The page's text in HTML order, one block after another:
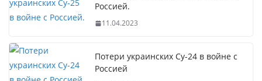
Россией.
11.04.2023
Потери украинских Су-24 в войне с
Россией